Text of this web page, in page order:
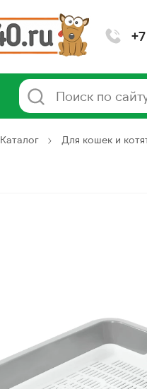
Каталог Для кошек и